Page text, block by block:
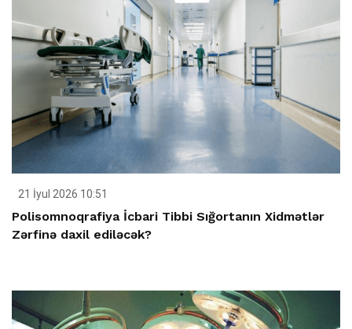
21 İyul 2026 10:51
Polisomnoqrafiya İcbari Tibbi Sığortanın Xidmətlər
Zərfinə daxil ediləcək?